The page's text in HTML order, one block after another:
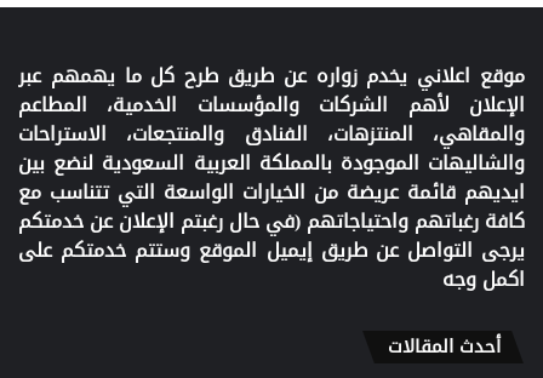
موقع اعلاني يخدم زواره عن طريق طرح كل ما يهمهم عبر
الإعلان لأهم الشركات والمؤسسات الخدمية، المطاعم
والمقاهي، المنتزهات، الفنادق والمنتجعات، الاستراحات
والشاليهات الموجودة بالمملكة العربية السعودية لنضع بين
ايديهم قائمة عريضة من الخيارات الواسعة التي تتناسب مع
كافة رغباتهم واحتياجاتهم (في حال رغبتم الإعلان عن خدمتكم
يرجى التواصل عن طريق إيميل الموقع وستتم خدمتكم على
اكمل وجه
أحدث المقالات